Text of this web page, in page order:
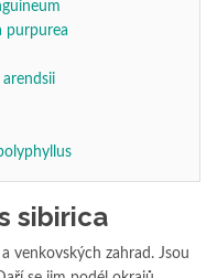
purpurea
sibirica
venkovských zahrad. Jsou